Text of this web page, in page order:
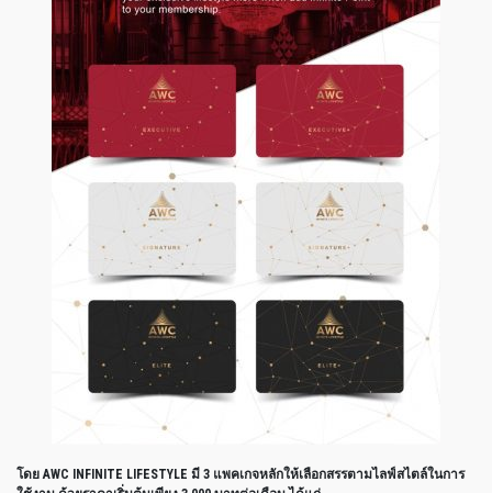
โดยAWC INFINITE LIFESTYLE มี 3 แพคเกจหลักให้เลือกสรรตามไลฟ์สไตล์ในการ